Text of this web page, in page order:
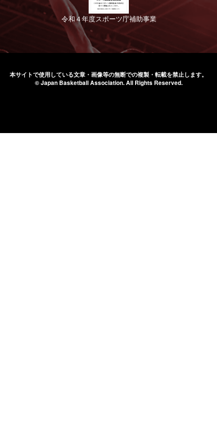
令和４年度スポーツ庁補助事業
本サイトで使用している文章・画像等の無断での複製・転載を禁止します。
© Japan Basketball Association.All Rights Reserved.